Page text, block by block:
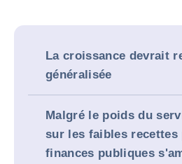
La croissance devrait
généralisée
Malgré le poids du
sur les faibles recettes
finances publiques